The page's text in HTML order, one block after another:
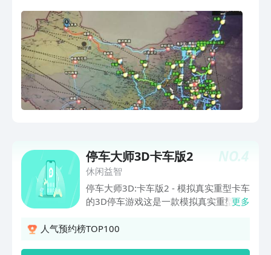
NO.4
停车大师3D卡车版2
休闲益智
停车大师3D:卡车版2 - 模拟真实重型卡车
的3D停车游戏这是一款模拟真实重型卡
精美3D场景，以及丰富多样的游戏元
更多
人气预约榜TOP100